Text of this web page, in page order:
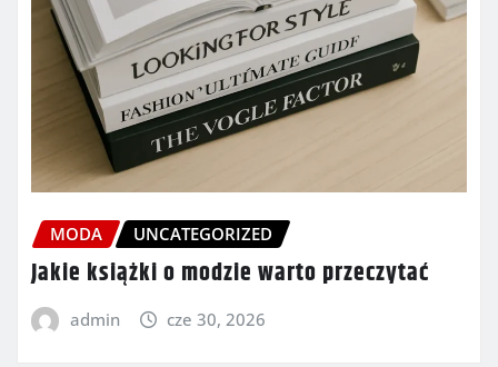
MODA UNCATEGORIZED
Jakie książki o modzie warto przeczytać
admin cze 30, 2026